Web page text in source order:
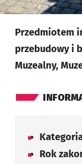
Przedmiotem
przebudowy i
Muzealny,
Rok